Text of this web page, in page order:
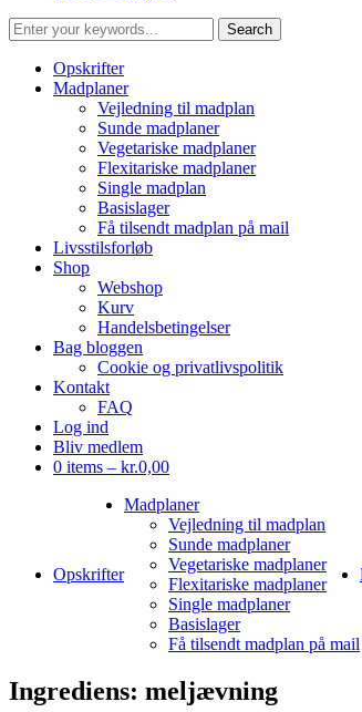
Opskrifter
Madplaner
Vejledning til madplan
Sunde madplaner
Vegetariske madplaner
Flexitariske madplaner
Single madplan
Basislager
Få tilsendt madplan på mail
Livsstilsforløb
Shop
Webshop
Kurv
Handelsbetingelser
Bag bloggen
Cookie og privatlivspolitik
Kontakt
FAQ
Log ind
Bliv medlem
0 items – kr.0,00
Opskrifter
Madplaner
Vejledning til madplan
Sunde madplaner
Vegetariske madplaner
Flexitariske madplaner
Single madplaner
Basislager
Få tilsendt madplan på mail
Ingrediens: meljævning